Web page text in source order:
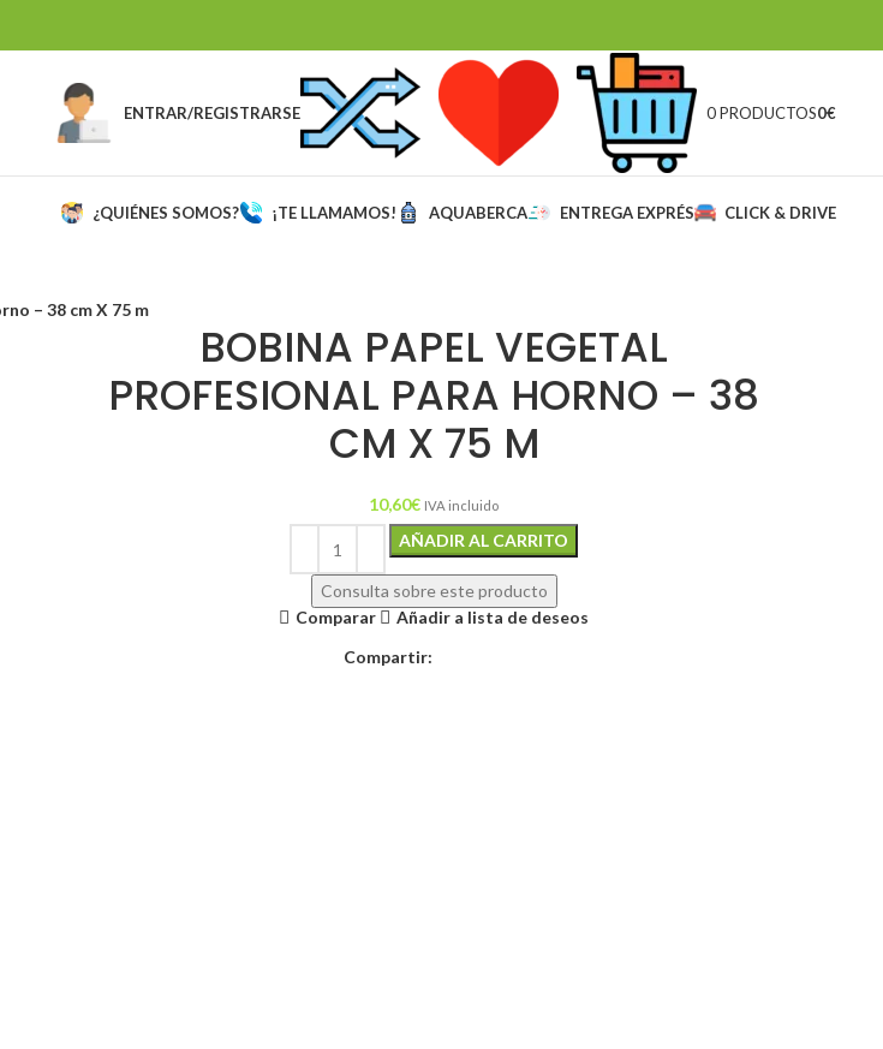
ENTRAR/REGISTRARSE 0 PRODUCTOS0€
¿QUIÉNES SOMOS? ¡TE LLAMAMOS! AQUABERCA ENTREGA EXPRÉS CLICK & DRIVE
– 38 cm X 75 m
BOBINA PAPEL VEGETAL
PROFESIONAL PARA HORNO – 38
CM X 75 M
10,60€ IVA incluido
AÑADIR AL CARRITO
Consulta sobre este producto
Comparar
Añadir a lista de deseos
Compartir: